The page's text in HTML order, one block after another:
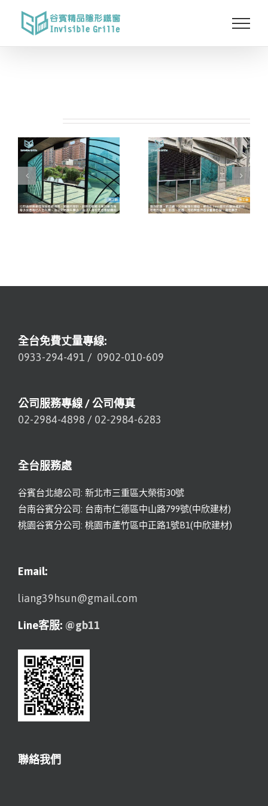
全台免費丈量專線:
0933-294-491 / 0902-010-609
公司服務專線 / 公司傳真
02-2984-4898 / 02-2984-6283
全台服務處
谷賓台北總公司: 新北市三重區大榮街30號
台南谷賓分公司: 台南市仁德區中山路799號(中欣建材)
桃園谷賓分公司: 桃園市蘆竹區中正路1號B1(中欣建材)
Email:
liang39hsun@gmail.com
Line客服: @gb11
聯絡我們